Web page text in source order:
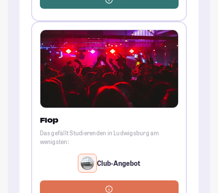
Flop
Das gefällt Studierenden in Ludwigsburg am
wenigsten:
Club-Angebot